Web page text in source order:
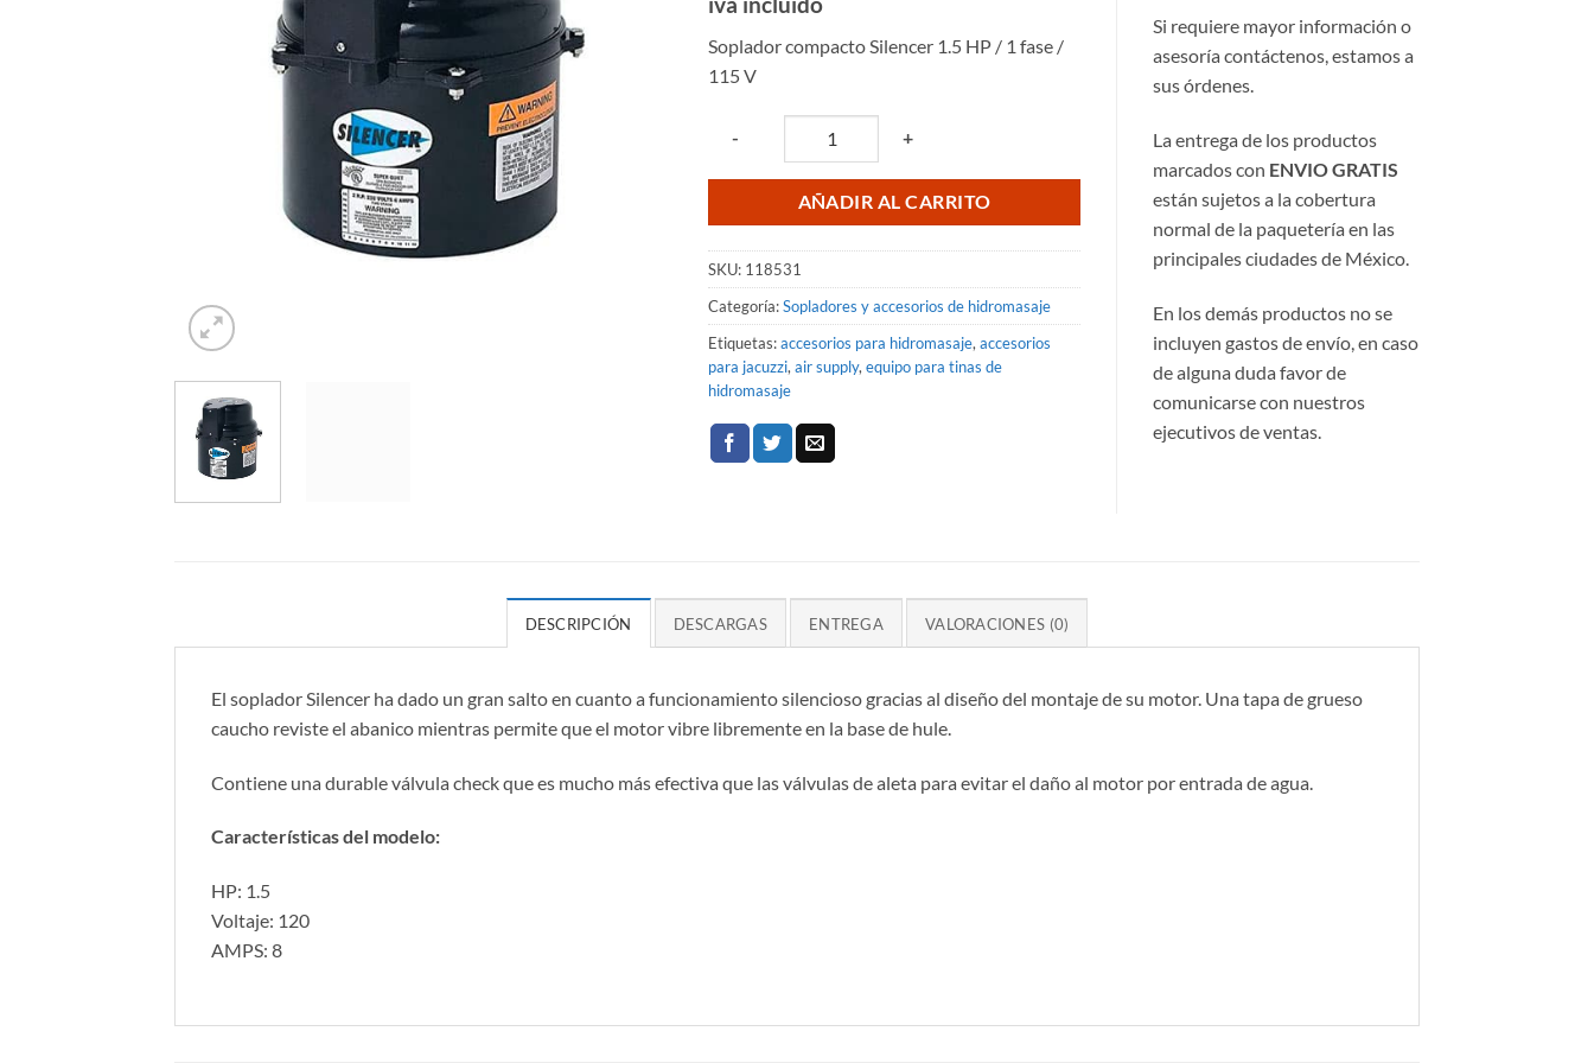
era:
es:
Soplador compacto Silencer 1.5 HP / 1 fase /
115 V
- +
AÑADIR AL CARRITO
SKU: 118531
Categoría:Sopladores y accesorios de hidromasaje
Etiquetas:accesorios para hidromasaje, accesorios
para jacuzzi, air supply, equipo para tinas de
hidromasaje
Si requiere mayor información o
asesoría contáctenos, estamos a
sus órdenes.
La entrega de los productos
marcados con ENVIO GRATIS
están sujetos a la cobertura
normal de la paquetería en las
principales ciudades de México.
En los demás productos no se
incluyen gastos de envío, en caso
de alguna duda favor de
comunicarse con nuestros
ejecutivos de ventas.
DESCRIPCIÓN DESCARGAS ENTREGA VALORACIONES (0)
El soplador Silencer ha dado un gran salto en cuanto a funcionamiento silencioso gracias al diseño del montaje de su motor. Una tapa de grueso
caucho reviste el abanico mientras permite que el motor vibre libremente en la base de hule.
Contiene una durable válvula check que es mucho más efectiva que las válvulas de aleta para evitar el daño al motor por entrada de agua.
Características del modelo:
HP: 1.5
Voltaje: 120
AMPS: 8